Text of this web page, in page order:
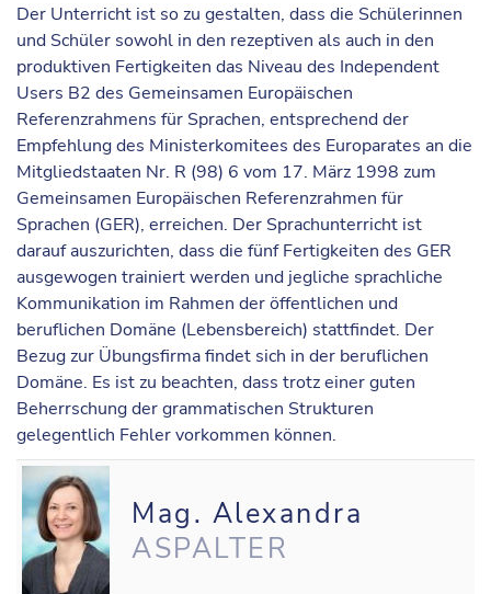
Der Unterricht ist so zu gestalten, dass die Schülerinnen
und Schüler sowohl in den rezeptiven als auch in den
produktiven Fertigkeiten das Niveau des Independent
Users B2 des Gemeinsamen Europäischen
Referenzrahmens für Sprachen, entsprechend der
Empfehlung des Ministerkomitees des Europarates an die
Mitgliedstaaten Nr. R (98) 6 vom 17. März 1998 zum
Gemeinsamen Europäischen Referenzrahmen für
Sprachen (GER), erreichen. Der Sprachunterricht ist
darauf auszurichten, dass die fünf Fertigkeiten des GER
ausgewogen trainiert werden und jegliche sprachliche
Kommunikation im Rahmen der öffentlichen und
beruflichen Domäne (Lebensbereich) stattfindet. Der
Bezug zur Übungsfirma findet sich in der beruflichen
Domäne. Es ist zu beachten, dass trotz einer guten
Beherrschung der grammatischen Strukturen
gelegentlich Fehler vorkommen können.
Mag. Alexandra
ASPALTER